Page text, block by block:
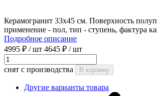
Керамогранит 33x45 см. Поверхность
применение - пол, тип - ступень, фактура
Подробное описание
4995 ₽ / шт 4645 ₽ / шт
снят с производства В корзину
Другие варианты товара